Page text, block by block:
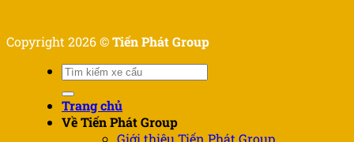
Copyright 2026 ©Tiến Phát Group
Tìm
Trang chủ
Về Tiến Phát Group
Giới thiệu Tiến Phát Group